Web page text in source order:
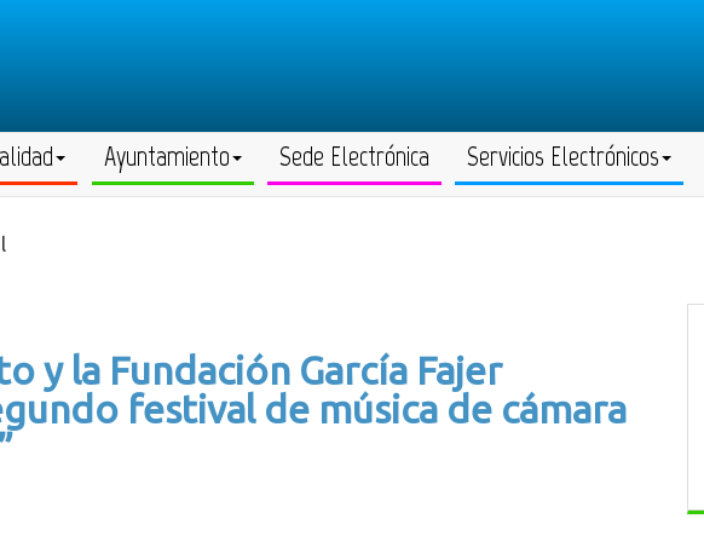
Ayuntamiento Sede Electrónica Servicios Electrónicos
y la Fundación García Fajer
festival de música de cámara